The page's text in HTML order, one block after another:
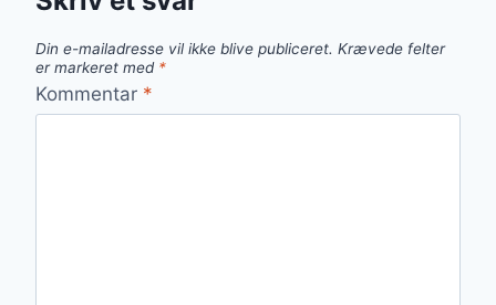
Din e-mailadresse vil ikke blive publiceret. Krævede felter
er markeret med *
Kommentar *